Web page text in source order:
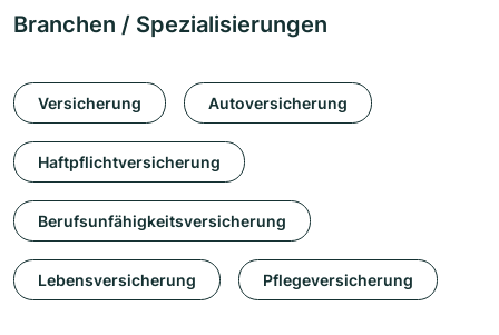
Branchen / Spezialisierungen
Versicherung Autoversicherung
Haftpflichtversicherung
Berufsunfähigkeitsversicherung
Lebensversicherung Pflegeversicherung